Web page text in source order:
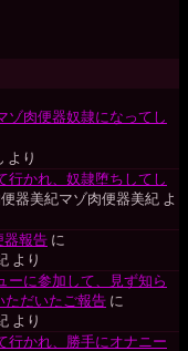
ゾ肉便器奴隷になってし
より
行かれ、奴隷堕ちしてし
マゾ肉便器美紀 よ
器報告 に
より
ーに参加して、見ず知ら
ただいたご報告 に
より
行かれ、勝手にオナニー